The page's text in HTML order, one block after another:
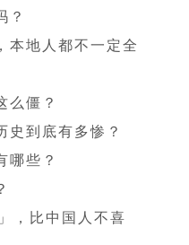
？
本地人都不一定全
么僵？
史到底有多惨？
哪些？
，比中国人不喜